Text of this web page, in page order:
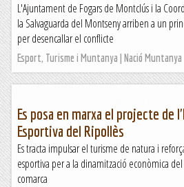
L'Ajuntament de Fogars de Montclús i la
la Salvaguarda del Montseny arriben a un
per desencallar el conflicte
Esport, Turisme i Muntanya | Nació Muntanya
Es posa en marxa el projecte de
Esportiva del Ripollès
Es tracta impulsar el turisme de natura i
esportiva per a la dinamització econòmica
comarca